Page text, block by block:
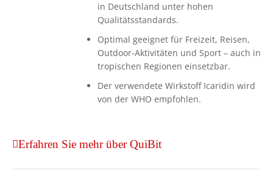
in Deutschland unter hohen
Qualitätsstandards.
Optimal geeignet für Freizeit, Reisen,
Outdoor-Aktivitäten und Sport – auch in
tropischen Regionen einsetzbar.
Der verwendete Wirkstoff Icaridin wird
von der WHO empfohlen.
Erfahren Sie mehr über QuiBit